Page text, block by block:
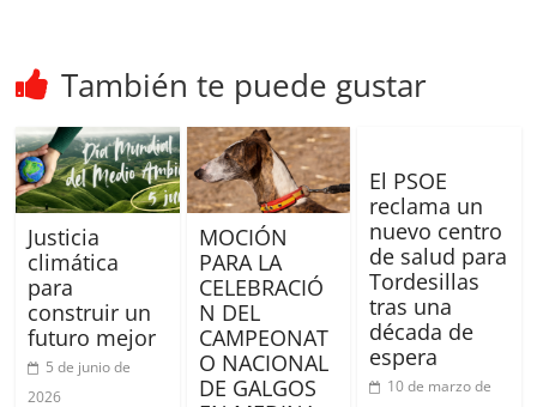
También te puede gustar
Justicia
climática
para
construir un
futuro mejor
5 de junio de
2026
MOCIÓN
PARA LA
CELEBRACIÓ
N DEL
CAMPEONAT
O NACIONAL
DE GALGOS
El PSOE
reclama un
nuevo centro
de salud para
Tordesillas
tras una
década de
espera
10 de marzo de